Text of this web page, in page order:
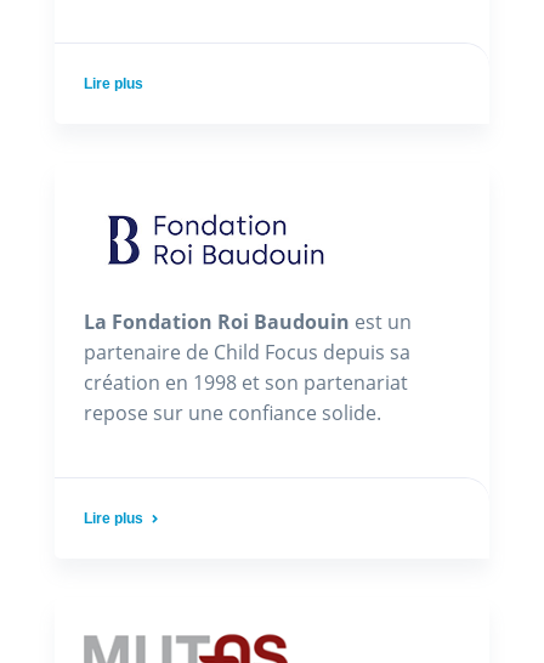
Lire plus
La Fondation Roi Baudouin est un
partenaire de Child Focus depuis sa
création en 1998 et son partenariat
repose sur une confiance solide.
Lire plus